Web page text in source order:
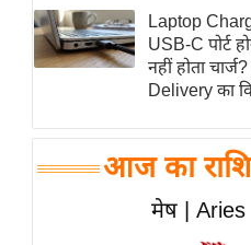
एम.
आर.
आई.
समीक्षा
धर्म
ज्योतिष
Laptop
USB-C पोर्ट
नहीं होता
Delivery का
आज का
मेष | Aries